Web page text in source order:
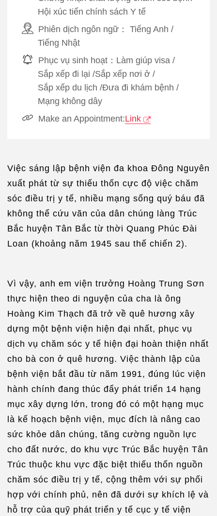
Hội xúc tiến chính sách Y tế
Phiên dịch ngôn ngữ： Tiếng Anh /
Tiếng Nhật
Phục vụ sinh hoạt： Làm giúp visa /
Sắp xếp đi lại /Sắp xếp nơi ở /
Sắp xếp du lịch /Đưa đi khám bệnh /
Mạng không dây
Make an Appointment:Link
Việc sáng lập bệnh viện đa khoa Đông Nguyên
xuất phát từ sự thiếu thốn cực độ việc chăm
sóc điều trị y tế, nhiều mạng sống quý báu đã
không thể cứu vãn của dân chúng làng Trúc
Bắc huyện Tân Bắc từ thời Quang Phúc Đài
Loan (khoảng năm 1945 sau thế chiến 2).
Vì vậy, anh em viện trưởng Hoàng Trung Sơn
thực hiện theo di nguyện của cha là ông
Hoàng Kim Thạch đã trở về quê hương xây
dựng một bệnh viện hiện đại nhất, phục vụ
dịch vụ chăm sóc y tế hiện đại hoàn thiện nhất
cho bà con ở quê hương. Việc thành lập của
bệnh viện bắt đầu từ năm 1991, đúng lúc viện
hành chính đang thúc đẩy phát triển 14 hạng
mục xây dựng lớn, trong đó có một hạng mục
là kế hoạch bệnh viện, mục đích là nâng cao
sức khỏe dân chúng, tăng cường nguồn lực
cho đất nước, do khu vực Trúc Bắc huyện Tân
Trúc thuộc khu vực đặc biệt thiếu thốn nguồn
chăm sóc điều trị y tế, cộng thêm với sự phối
hợp với chính phủ, nên đã dưới sự khích lệ và
hỗ trợ của quỹ phát triển y tế cục y tế viện